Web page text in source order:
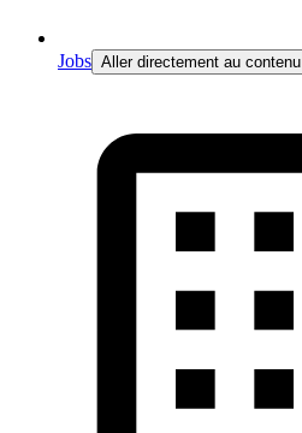
Jobs Aller directement au contenu